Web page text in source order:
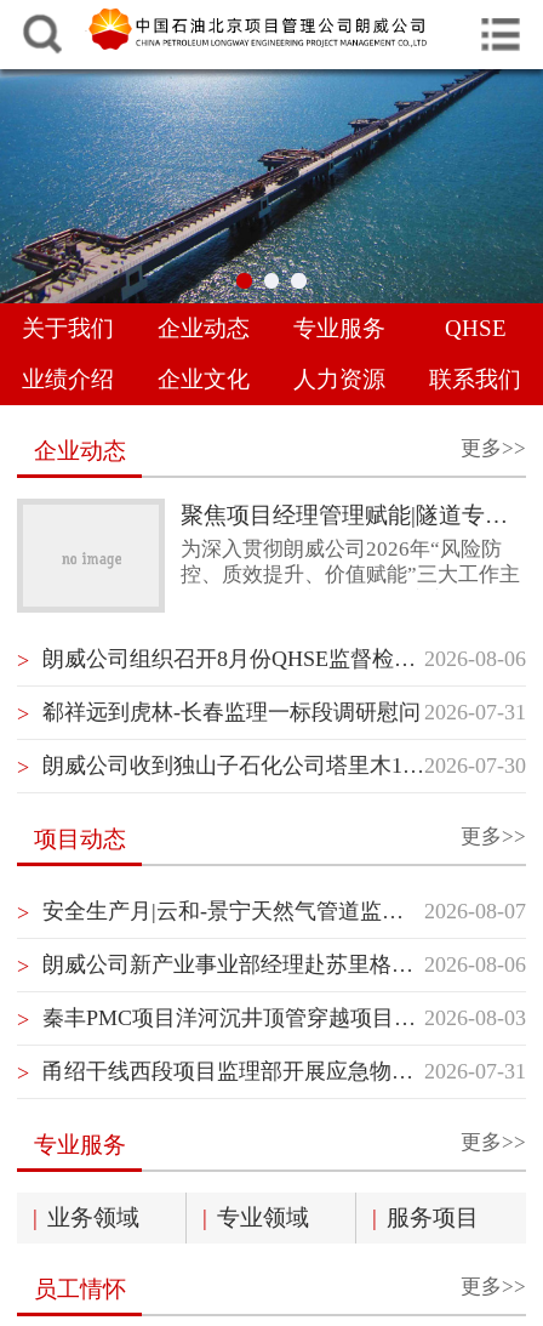
中文 English
网站首页
关于我们
企业动态
专业服务
业绩介绍
企业文化
人力资源
关于我们 企业动态 专业服务
QHSE
业绩介绍
企业文化 人力资源 联系我们
更多>>
企业动态
聚焦项目经理管理赋能|隧道专项管理经验交流，共促地下工程管理提升
为深入贯彻朗威公司2026年“风险防
控、质效提升、价值赋能”三大工作主
焦项目经理管理赋能”“聚焦最后一公
里落地执行”“聚焦横向纵向信息沟
通”为抓手，坚持问题导向，持续推动
项目管理重塑与履职能力提升。继5月
10日首次跨事业部项目管理经验交流
后，7月30日，项目管理部（质量健康
2026-08-06
> 朗威公司组织召开8月份QHSE监督检查启动会
2026-07-31
> 郗祥远到虎林-长春监理一标段调研慰问
2026-07-30
> 朗威公司收到独山子石化公司塔里木120万吨/年二期乙烯项目开工试车指挥部感谢信
更多>>
项目动态
2026-08-07
> 安全生产月|云和-景宁天然气管道监理部组织开展生产安全应急处置演练
2026-08-06
> 朗威公司新产业事业部经理赴苏里格气田项目群开展QHSE专项督查并慰问一线员工
2026-08-03
> 秦丰PMC项目洋河沉井顶管穿越项目顺利开顶
2026-07-31
> 甬绍干线西段项目监理部开展应急物资专项检查
更多>>
专业服务
| 业务领域 | 专业领域 | 服务项目
更多>>
员工情怀